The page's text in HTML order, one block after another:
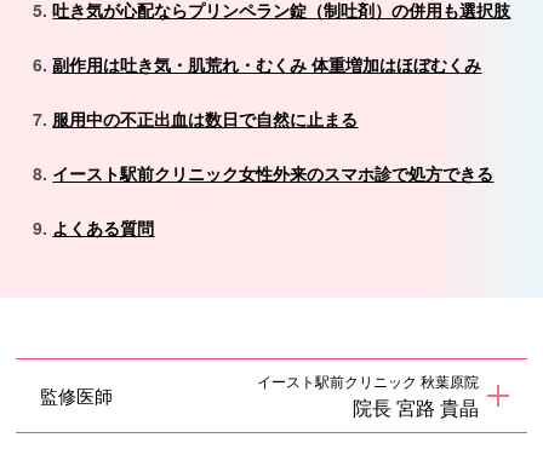
吐き気が心配ならプリンペラン錠（制吐剤）の併用も選択肢
副作用は吐き気・肌荒れ・むくみ 体重増加はほぼむくみ
服用中の不正出血は数日で自然に止まる
イースト駅前クリニック女性外来のスマホ診で処方できる
よくある質問
監修医師
イースト駅前クリニック 秋葉原院
院長 宮路 貴晶